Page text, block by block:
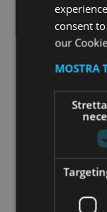
Foulard Natura 25
85,00€
Aggiungi al
consent
our
MOSTRA